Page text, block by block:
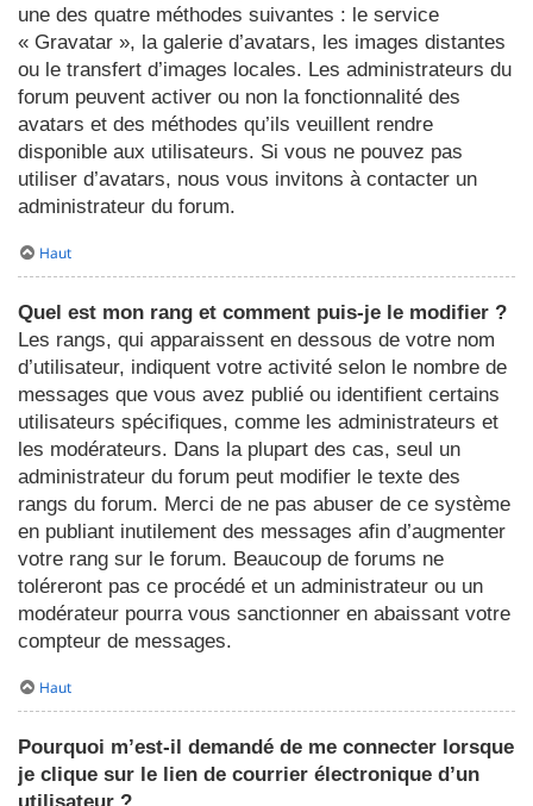
une des quatre méthodes suivantes : le service
« Gravatar », la galerie d’avatars, les images distantes
ou le transfert d’images locales. Les administrateurs du
forum peuvent activer ou non la fonctionnalité des
avatars et des méthodes qu’ils veuillent rendre
disponible aux utilisateurs. Si vous ne pouvez pas
utiliser d’avatars, nous vous invitons à contacter un
administrateur du forum.
Haut
Quel est mon rang et comment puis-je le modifier ?
Les rangs, qui apparaissent en dessous de votre nom
d’utilisateur, indiquent votre activité selon le nombre de
messages que vous avez publié ou identifient certains
utilisateurs spécifiques, comme les administrateurs et
les modérateurs. Dans la plupart des cas, seul un
administrateur du forum peut modifier le texte des
rangs du forum. Merci de ne pas abuser de ce système
en publiant inutilement des messages afin d’augmenter
votre rang sur le forum. Beaucoup de forums ne
toléreront pas ce procédé et un administrateur ou un
modérateur pourra vous sanctionner en abaissant votre
compteur de messages.
Haut
Pourquoi m’est-il demandé de me connecter lorsque
je clique sur le lien de courrier électronique d’un